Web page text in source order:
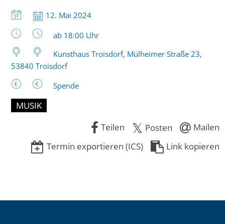
Datum:
12. Mai 2024
Uhrzeit:
ab 18:00 Uhr
Kunsthaus Troisdorf, Mülheimer Straße 23,
53840 Troisdorf
Spende
MUSIK
Teilen
Posten
Mailen
Termin exportieren (ICS)
Link kopieren